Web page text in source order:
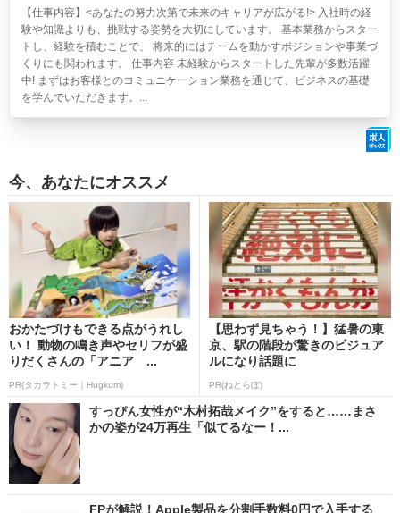
【仕事内容】<あなたの努力次第で未来のキャリアが広がる!> 入社時の経
験や知識よりも、挑戦する姿勢を大切にしています。 基本業務からスター
トし、経験を積むことで、 将来的にはチームを動かすポジションや事業づ
くりにも関われます。 仕事内容 未経験からスタートした先輩が多数活躍
中! まずはお客様とのコミュニケーション業務を通じて、ビジネスの基礎
を学んでいただきます。...
今、あなたにオススメ
おかたづけもできる点がうれし
い！ 動物の鳴き声やセリフが盛
りだくさんの「アニア ...
PR(タカラトミー｜Hugkum)
【思わず見ちゃう！】猛暑の東
京、駅の階段が驚きのビジュア
ルになり話題に
PR(ねとらぼ)
すっぴん女性が“木村拓哉メイク”をすると……まさ
かの姿が24万再生「似てるなー！...
FPが解説！Apple製品を分割手数料0円で入手する